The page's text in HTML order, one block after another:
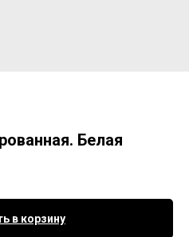
Белая
в корзину